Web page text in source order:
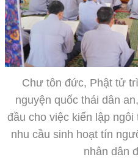
Chư tôn đức, Phật tử
nguyện quốc thái dân
đầu cho việc kiến lập
nhu cầu sinh hoạt tín
nhân dân